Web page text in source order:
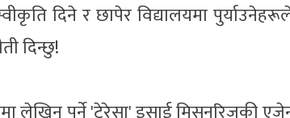
दिने र छापेर विद्यालयमा
दिन्छु!